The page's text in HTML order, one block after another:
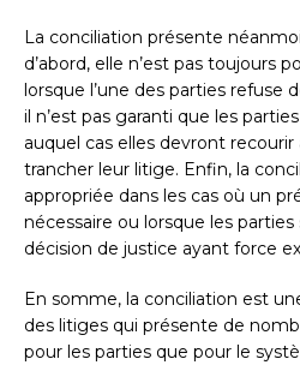
La conciliation présente
d’abord, elle n’est pas toujours
lorsque l’une des parties refuse
il n’est pas garanti que les
auquel cas elles devront
trancher leur litige. Enfin, la
appropriée dans les cas où un
nécessaire ou lorsque les
décision de justice ayant force
En somme, la conciliation est
des litiges qui présente de
pour les parties que pour le